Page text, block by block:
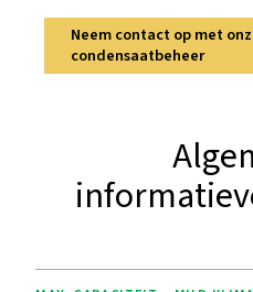
olieniveaus tot 5 ppm
voor veelzijdigheid en
per minuut.
onderhoud,
betrouwbaarheid
betrouwbare